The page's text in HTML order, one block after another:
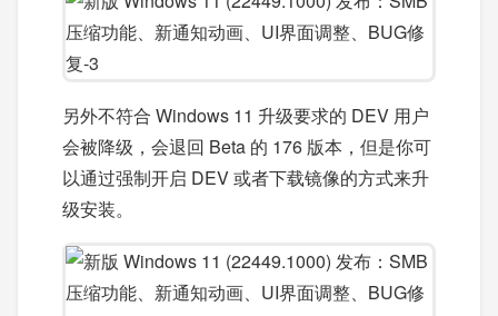
另外不符合 Windows 11 升级要求的 DEV 用户
会被降级，会退回 Beta 的 176 版本，但是你可
以通过强制开启 DEV 或者下载镜像的方式来升
级安装。